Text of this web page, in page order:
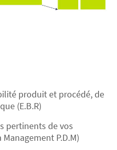
produit et procédé, de
(E.B.R)
pertinents de vos
P.D.M)